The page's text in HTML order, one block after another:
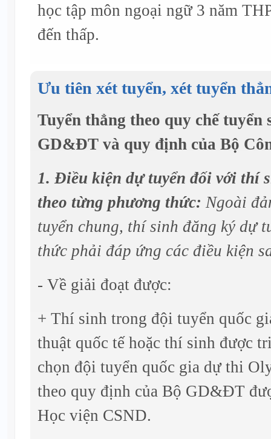
học tập môn ngoại ngữ 3 năm
đến thấp.
Ưu tiên xét tuyển, xét tuyển
Tuyển thẳng theo quy chế tuyển
GD&ĐT và quy định của Bộ
1. Điều kiện dự tuyển đối với thí
theo từng phương thức: Ngoài
tuyển chung, thí sinh đăng ký dự
thức phải đáp ứng các điều kiện
- Về giải đoạt được:
+ Thí sinh trong đội tuyển quốc
thuật quốc tế hoặc thí sinh được
chọn đội tuyển quốc gia dự thi
theo quy định của Bộ GD&ĐT
Học viện CSND.